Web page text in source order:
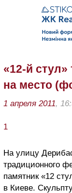
«12-й
на место
1 апреля 2011,
1
На улицу
традиционного
памятник «12
в Киеве.